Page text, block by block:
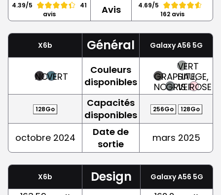
4.39/5
41
avis
Avis
4.69/5
162 avis
X6b Général Galaxy A56 5G
NOIRVERT
Couleurs
disponibles
GRAPHITE,
NOIRGRIS
VERT
SAUGE,
VERTROSE
128Go
Capacités
disponibles
256Go 128Go
octobre 2024
Date de
sortie
mars 2025
X6b Design Galaxy A56 5G